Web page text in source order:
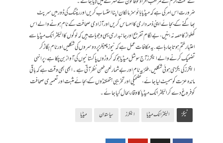
ضرورت اس امر کی ہے کہ میڈیا ہائوسز مالکان اپنا احتساب کریں اور ریٹنگ کی ڈور میں سرپٹ
بھاگنے کے بجائے اپنی ذمہ داری کا احساس کریں اور آزادی صحافت کے نام ہونے والے اس
کھلواڑ کا حصہ نہ بنیں، بےلگام تفریح اور جانبداری یہی وجوہات ہیں کہ لوگوں کا الیکٹرانک میڈیا سے
اعتبار ختم ہوتا جارہا ہے. یہ مکافات عمل ہے کہ نیوزچینلز پر دوسروں کی شکلیں اور نام بگاڑ کر
تضحیک کرنے والے اینکرز آج سوشل میڈیا جو کہ کروڑوں پاکستانیوں کی آواز بن چکا ہے، پر انہی
اینکرز کی بگڑی ہوئی شکلیں، طنزیہ نام اور بےشمار لعن طعن نظر آتی ہے۔ ابھی بھی وقت ہے کہ باقی
ماندہ عزت کو سمیٹ لیا جائے، تضحیکی اور تخریبی ہتھکنڈوں کے بجائے مثبت اور تعمیری صحافت
کو فروغ دے کر الیکٹرانک میڈیا کا وقار بحال کیا جائے۔
ٹیگز الیکٹرانک میڈیا اینکرز سیاستدان میڈیا